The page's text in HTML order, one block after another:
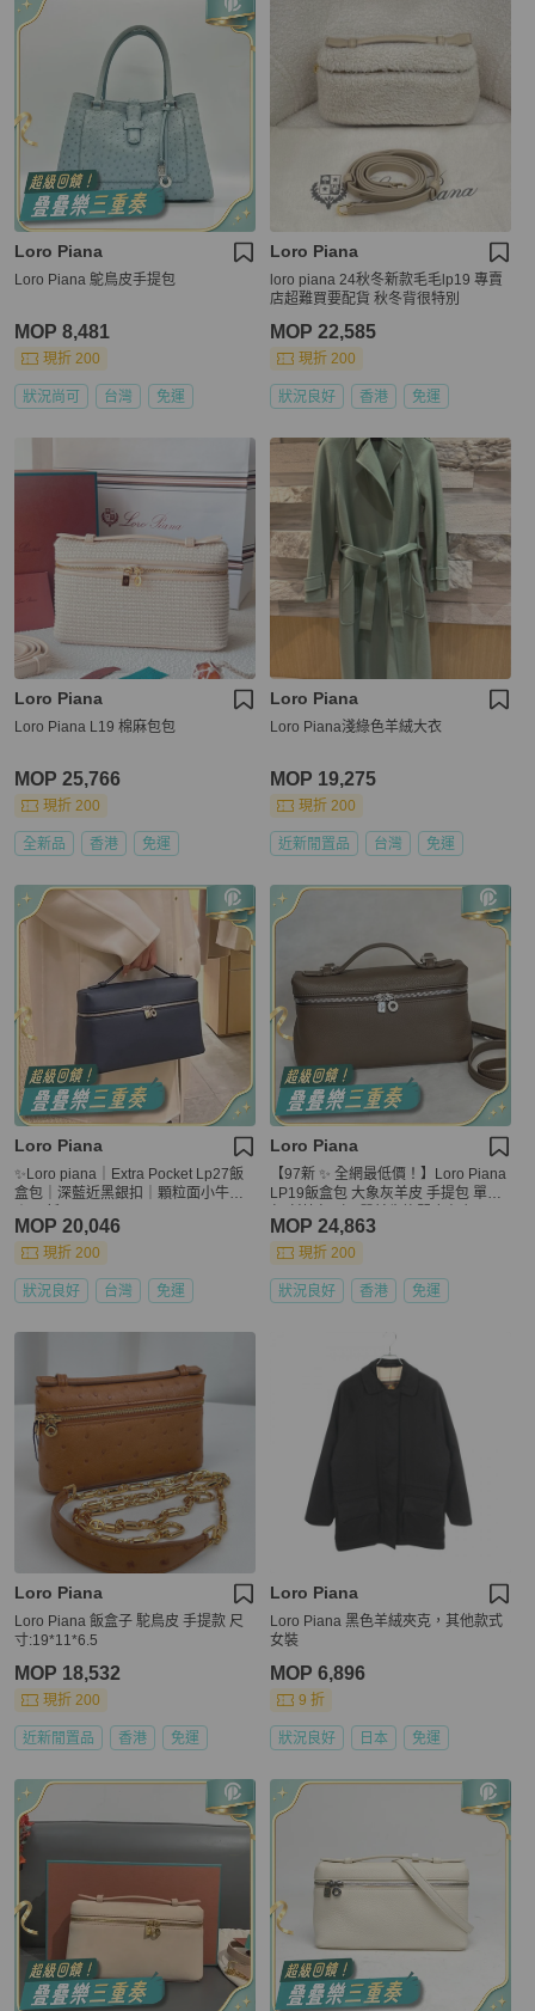
Loro Piana
Loro Piana 鴕鳥皮手提包
MOP 8,481
現折 200
狀況尚可 台灣 免運
Loro Piana
loro piana 24秋冬新款毛毛lp19 專賣
店超難買要配貨 秋冬背很特別
MOP 22,585
現折 200
狀況良好 香港 免運
Loro Piana
Loro Piana L19 棉麻包包
MOP 25,766
現折 200
全新品 香港 免運
Loro Piana
Loro Piana淺綠色羊絨大衣
MOP 19,275
現折 200
近新閒置品 台灣 免運
Loro Piana
✨Loro piana｜Extra Pocket Lp27飯
盒包｜深藍近黑銀扣｜顆粒面小牛皮
MOP 20,046
現折 200
狀況良好 台灣 免運
Loro Piana
【97新 ✨ 全網最低價！】Loro Piana
LP19飯盒包 大象灰羊皮 手提包 單肩
MOP 24,863
現折 200
狀況良好 香港 免運
Loro Piana
Loro Piana 飯盒子 駝鳥皮 手提款 尺
寸:19*11*6.5
MOP 18,532
現折 200
近新閒置品 香港 免運
Loro Piana
Loro Piana 黑色羊絨夾克，其他款式
女裝
MOP 6,896
9 折
狀況良好 日本 免運